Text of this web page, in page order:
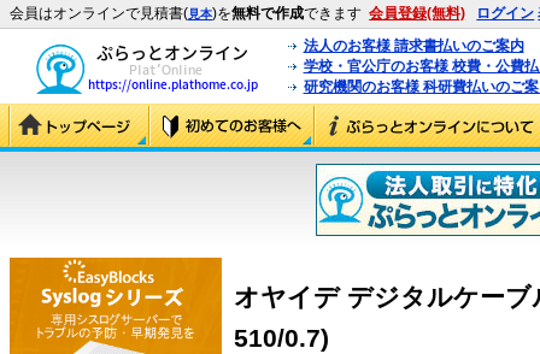
会員はオンラインで見積書(見本)を無料で作成できます 会員登録(無料) ログイン
法人のお客様 請求書払いのご案内
学校・官公庁のお客様 校費・公費
研究機関のお客様 科研費払いのご
オヤイデ デジタルケー
510/0.7)